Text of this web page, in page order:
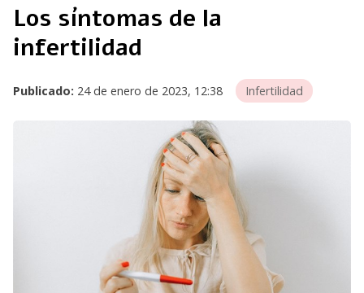
Los síntomas de la
infertilidad
Publicado: 24 de enero de 2023, 12:38 Infertilidad